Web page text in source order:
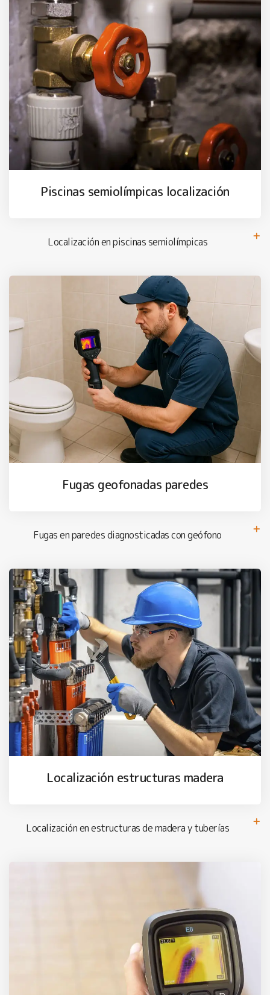
Piscinas semiolímpicas localización
Localización en piscinas semiolímpicas
Fugas geofonadas paredes
Fugas en paredes diagnosticadas con geófono
Localización estructuras madera
Localización en estructuras de madera y tuberías